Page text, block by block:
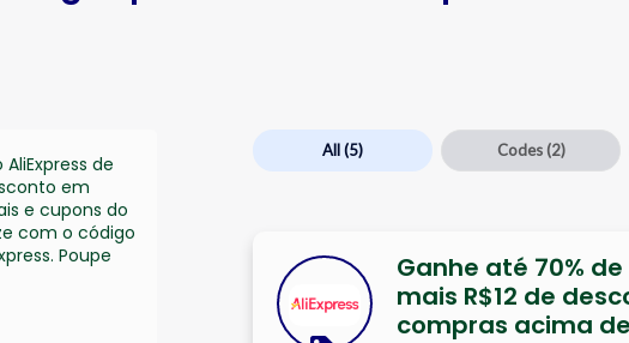
All(5) Codes (2)
Ganhe até 70%
mais R$12 de
compras acima de
de
em
e cupons do
com o código
Poupe